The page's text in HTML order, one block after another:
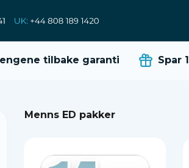
tilbake garanti Spar 10%
Menns ED pakker